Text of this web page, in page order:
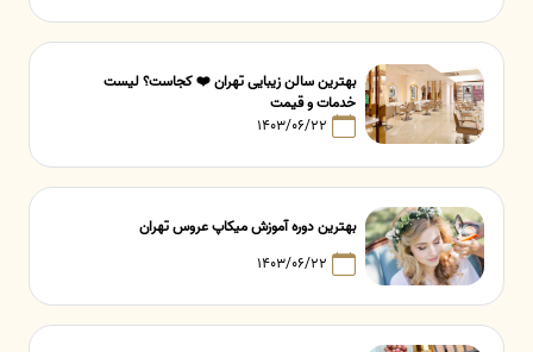
بهترین سالن زیبایی تهران ❤️ کجاست؟ لیست
خدمات و قیمت
۱۴۰۳/۰۶/۲۲
بهترین دوره آموزش میکاپ عروس تهران
۱۴۰۳/۰۶/۲۲